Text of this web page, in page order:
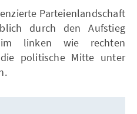
Parteienlandschaft
durch den Aufstieg
im linken wie rechten
politische Mitte unter